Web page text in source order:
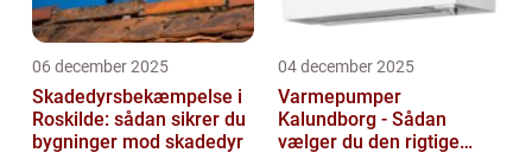
06 december 2025
Skadedyrsbekæmpelse i
Roskilde: sådan sikrer du
bygninger mod skadedyr
04 december 2025
Varmepumper
Kalundborg - Sådan
vælger du den rigtige